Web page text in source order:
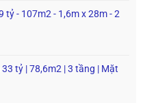
tỷ - 107m2 - 1,6m x 28m - 2
tỷ | 78,6m2 | 3 tầng | Mặt